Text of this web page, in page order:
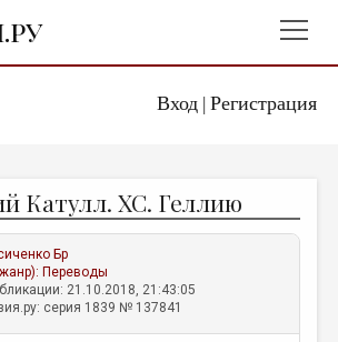
Вход| Регистрация
Катулл. XC. Геллию
Бр
Переводы
21.10.2018, 21:43:05
серия 1839 № 137841